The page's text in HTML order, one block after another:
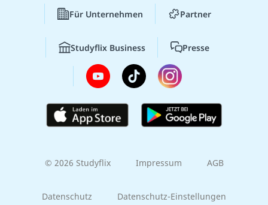
Für Unternehmen Partner
Studyflix Business Presse
© 2026 Studyflix Impressum AGB
Datenschutz Datenschutz-Einstellungen